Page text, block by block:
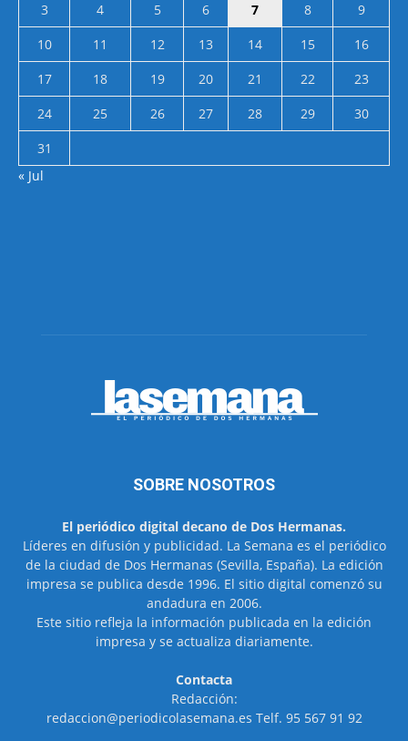
3
4 5 6 7 8
9
10
11 12 13 14 15
16
17
18 19 20 21 22
23
24
25 26 27 28 29
30
31
« Jul
SOBRE NOSOTROS
El periódico digital decano de Dos Hermanas.
Líderes en difusión y publicidad. La Semana es el periódico
de la ciudad de Dos Hermanas (Sevilla, España). La edición
impresa se publica desde 1996. El sitio digital comenzó su
andadura en 2006.
Este sitio refleja la información publicada en la edición
impresa y se actualiza diariamente.
Contacta
Redacción:
redaccion@periodicolasemana.es Telf. 95 567 91 92